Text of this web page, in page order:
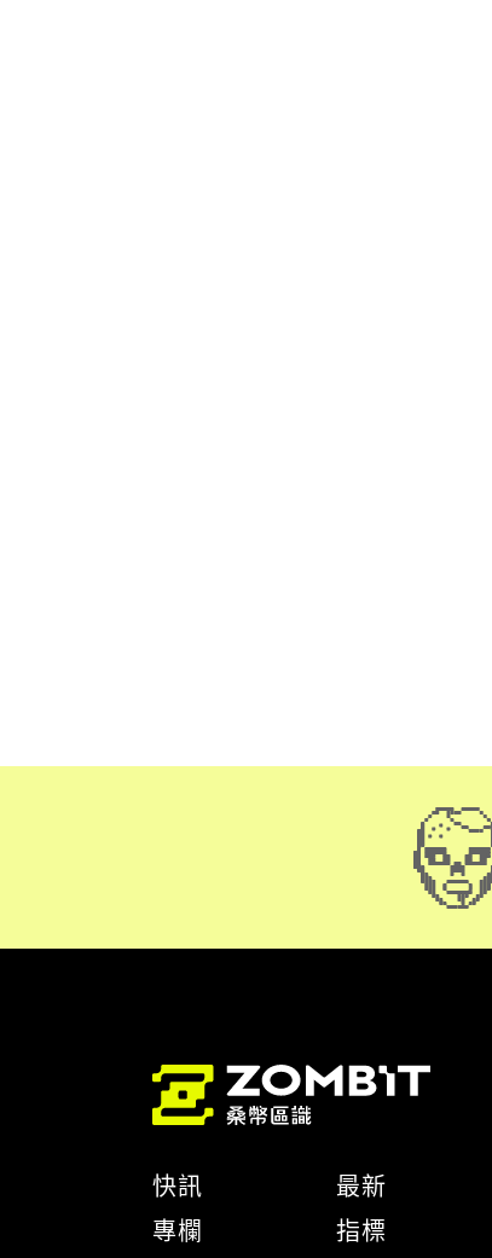
快訊
專欄
最新
指標